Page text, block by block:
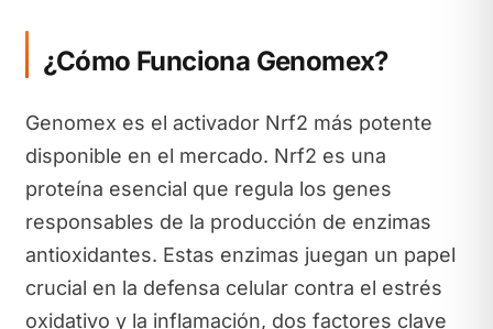
¿Cómo Funciona Genomex?
Genomex es el activador Nrf2 más potente
disponible en el mercado. Nrf2 es una
proteína esencial que regula los genes
responsables de la producción de enzimas
antioxidantes. Estas enzimas juegan un papel
crucial en la defensa celular contra el estrés
oxidativo y la inflamación, dos factores clave